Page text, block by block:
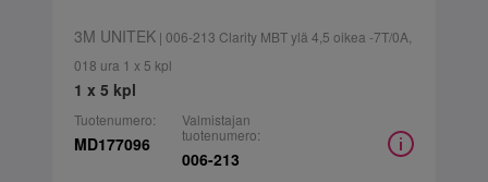
3M UNITEK| 006-213 Clarity MBT ylä 4,5 oikea -7T/0A,
018 ura 1 x 5 kpl
1 x 5 kpl
Tuotenumero:
MD177096
Valmistajan
tuotenumero:
006-213